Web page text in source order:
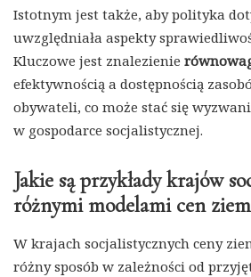
Istotnym jest także, aby polityka
uwzględniała aspekty
Kluczowe jest znalezienie
efektywnością a dostępnością
obywateli, co może stać się
w gospodarce socjalistycznej.
Jakie są przykłady krajów
różnymi modelami cen
W krajach socjalistycznych ceny
różny sposób w zależności od